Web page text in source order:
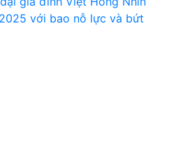
với bao nỗ lực và bứt